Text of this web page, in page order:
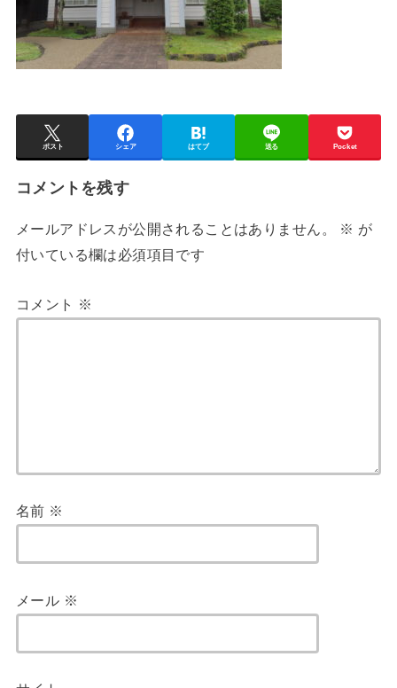
ポスト シェア はてブ 送る Pocket
コメントを残す
メールアドレスが公開されることはありません。 ※ が
付いている欄は必須項目です
コメント ※
名前 ※
メール ※